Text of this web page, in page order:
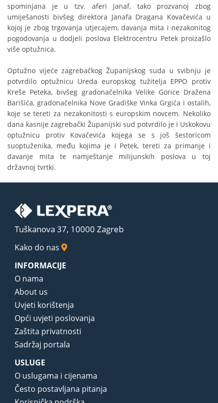
spominjana je u tzv. aferi Janaf, tako prozvanoj zbog
umiješanosti bivšeg direktora Janafa Dragana Kovačevića u
kojoj je zbog trgovanja utjecajem, davanja mita i nezakonitog
pogodovanja u dodjeli poslova Elektrocentru Petek proizašlo
više optužnica.
Optužno vijeće zagrebačkog Županijskog suda u svibnju je
potvrdilo optužnicu Ureda europskog tužitelja EPPO protiv
Kreše Peteka, bivšeg gradonačelnika Velike Gorice Dražena
Barišića, gradonačelnika Nove Gradiške Vinka Grgića i ostalih,
koje se tereti za nezakonitosti s europskim novcem. Nekoliko
dana kasnije zagrebački Županijski sud potvrdilo je i Uskokovu
optužnicu protiv Kovačevića kojega se s još šestoricom
suoptuženika, među kojima je i Petek, tereti za primanje i
davanje mita te namještanje milijunskih poslova u toj
državnoj tvrtki.
Tuškanova 37, 10000 Zagreb
Kako do nas
INFORMACIJE
O nama
About us
Uvjeti korištenja
Opći uvjeti poslovanja
Zaštita privatnosti
Sadržaj portala
USLUGE
O uslugama i cijenama
Često postavljana pitanja